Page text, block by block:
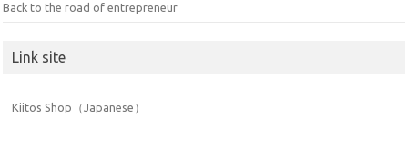
Back to the road of entrepreneur
Link site
Kiitos Shop（Japanese）